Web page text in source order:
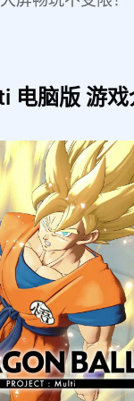
电脑版 游戏